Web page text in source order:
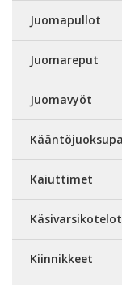
Juomapullot
Juomareput
Juomavyöt
Kaiuttimet
Käsivarsikotelot
Kiinnikkeet